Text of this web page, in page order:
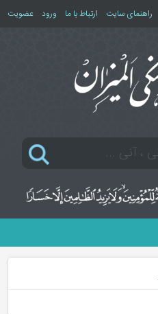
راهنمای سایت ارتباط با ما ورود عضویت